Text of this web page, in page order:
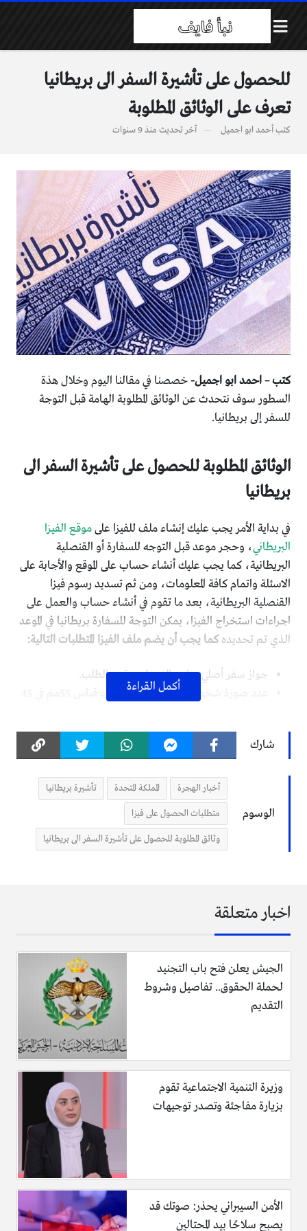
للحصول على تأشيرة السفر الى بريطانيا
تعرف على الوثائق المطلوبة
كتبأحمد ابو اجميل آخر تحديث منذ 9 سنوات
كتب – احمد ابو اجميل-خصصنا في مقالنا اليوم وخلال هذة
السطور سوف نتحدث عن الوثائق المطلوبة الهامة قبل التوجة
للسفر إلى بريطانيا.
الوثائق المطلوبة للحصول على تأشيرة السفر الى
بريطانيا
في بداية الأمر يجب عليك إنشاء ملف للفيزا علىموقع الفيزا
البريطاني، وحجر موعد قبل التوجه للسفارة أو القنصلية
البريطانية، كما يجب عليك أنشاء حساب على الموقع والأجابة على
الاسئلة واتمام كافة المعلومات، ومن ثم تسديد رسوم فيزا
القنصلية البريطانية، بعد ما تقوم في أنشاء حساب والعمل على
اجراءات استخراج الفيزا، يمكن التوجة للسفارة بريطانيا في الموعد
الذي تم تحديدهكما يجب أن يضم ملف الفيزا المتطلبات التالية:
جواز سفر أصلي ساري المفعول بمقدم الطلب.
أن يكون جواز السفر صالح لمدة 6 شهور من تاريخ تقديم
طلب تأشيرة بريطانيا ، وأن يضم جواز السفر صفحات
تذاكر سفر من والى المملكة المتحدة.
أثبات القدرة المالية للإنفاق فترة الإقامة في بريطانيا، كما
يمكن تقديم كشف حساب بنكي لآخر 6 شهور.
حجر فندق في المملكة المتحدة.
لـــ تأشيرة بريطانيا لرجال الأعمال.
الوالدين.
تقديم أثبات دعم مالي من الأسرة في بريطانيا في ما يخص
فيزا بريطانيا للأطفال.
رسوم وسعر فيزا بريطانيا يختلف حسب نوع الفيزا، وكذلك
حسب صلاحية الفيزا، فرسوم الفيزا السياحية لبريطانيا تختلف
عن أنواع الفيزا الأخرى.
أكمل القراءة
شارك
الوسوم
أخبار الهجرة المملكة المتحدة تأشيرة بريطانيا
متطلبات الحصول على فيزا
وثائق المطلوبة للحصول على تأشيرة السفر الى بريطانيا
اخبار متعلقة
الجيش يعلن فتح باب التجنيد
لحملة الحقوق.. تفاصيل وشروط
التقديم
وزيرة التنمية الاجتماعية تقوم
بزيارة مفاجئة وتصدر توجيهات
الأمن السيبراني يحذر: صوتك قد
يصبح سلاحًا بيد المحتالين